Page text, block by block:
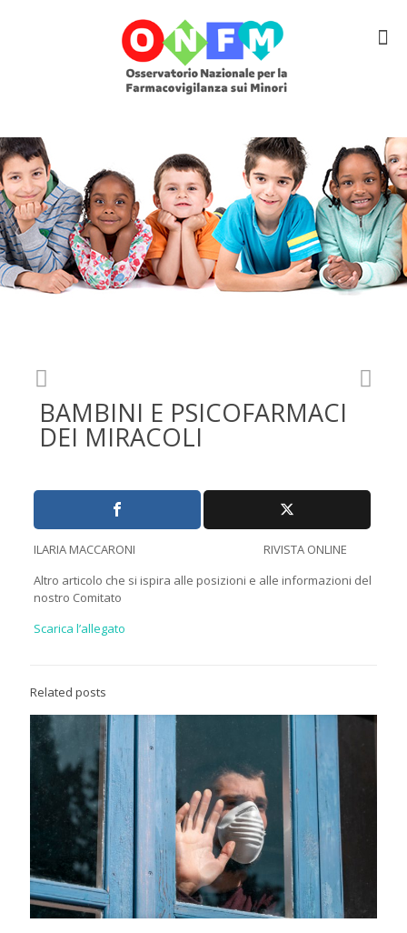
BAMBINI E PSICOFARMACI
DEI MIRACOLI
ILARIA MACCARONI RIVISTA ONLINE
Altro articolo che si ispira alle posizioni e alle informazioni del
nostro Comitato
Scarica l’allegato
Related posts